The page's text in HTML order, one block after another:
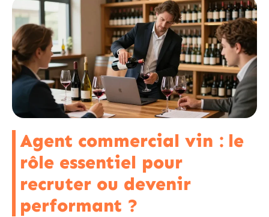
Agent commercial vin : le
rôle essentiel pour
recruter ou devenir
performant ?